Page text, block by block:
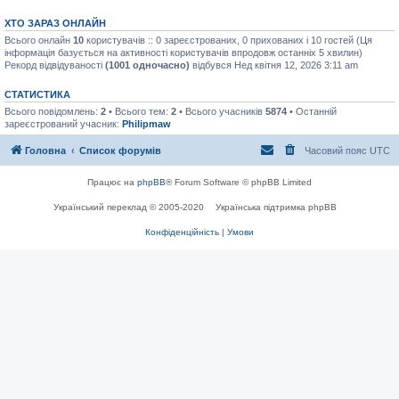
ХТО ЗАРАЗ ОНЛАЙН
Всього онлайн 10 користувачів :: 0 зареєстрованих, 0 прихованих і 10 гостей (Ця
інформація базується на активності користувачів впродовж останніх 5 хвилин)
Рекорд відвідуваності (1001 одночасно) відбувся Нед квітня 12, 2026 3:11 am
СТАТИСТИКА
Всього повідомлень: 2 • Всього тем: 2 • Всього учасників 5874 • Останній
зареєстрований учасник: Philipmaw
Головна Список форумів Часовий пояс UTC
Працює на phpBB® Forum Software © phpBB Limited
Український переклад © 2005-2020 Українська підтримка phpBB
Конфіденційність | Умови